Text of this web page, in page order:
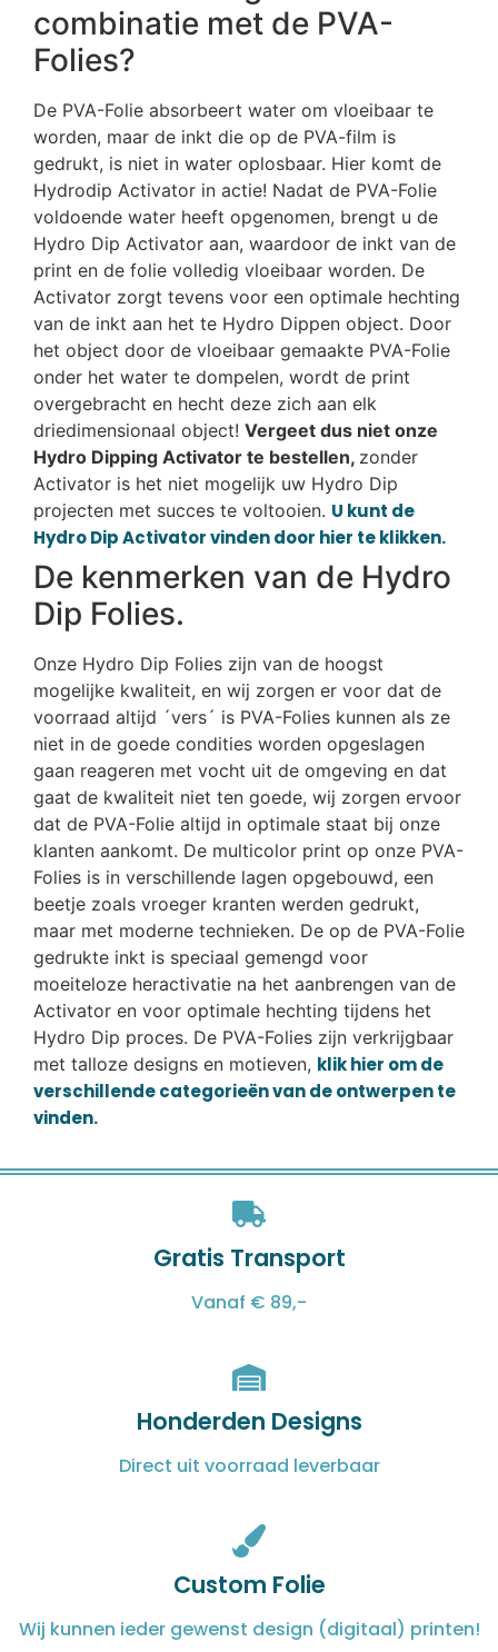
combinatie met de PVA-
Folies?
De PVA-Folie absorbeert water om vloeibaar te
worden, maar de inkt die op de PVA-film is
gedrukt, is niet in water oplosbaar. Hier komt de
Hydrodip Activator in actie! Nadat de PVA-Folie
voldoende water heeft opgenomen, brengt u de
Hydro Dip Activator aan, waardoor de inkt van de
print en de folie volledig vloeibaar worden. De
Activator zorgt tevens voor een optimale hechting
van de inkt aan het te Hydro Dippen object. Door
het object door de vloeibaar gemaakte PVA-Folie
onder het water te dompelen, wordt de print
overgebracht en hecht deze zich aan elk
driedimensionaal object! Vergeet dus niet onze
Hydro Dipping Activator te bestellen, zonder
Activator is het niet mogelijk uw Hydro Dip
projecten met succes te voltooien. U kunt de
Hydro Dip Activator vinden door hier te klikken.
De kenmerken van de Hydro
Dip Folies.
Onze Hydro Dip Folies zijn van de hoogst
mogelijke kwaliteit, en wij zorgen er voor dat de
voorraad altijd ´vers´ is PVA-Folies kunnen als ze
niet in de goede condities worden opgeslagen
gaan reageren met vocht uit de omgeving en dat
gaat de kwaliteit niet ten goede, wij zorgen ervoor
dat de PVA-Folie altijd in optimale staat bij onze
klanten aankomt. De multicolor print op onze PVA-
Folies is in verschillende lagen opgebouwd, een
beetje zoals vroeger kranten werden gedrukt,
maar met moderne technieken. De op de PVA-Folie
gedrukte inkt is speciaal gemengd voor
moeiteloze heractivatie na het aanbrengen van de
Activator en voor optimale hechting tijdens het
Hydro Dip proces. De PVA-Folies zijn verkrijgbaar
met talloze designs en motieven, klik hier om de
verschillende categorieën van de ontwerpen te
vinden.
Gratis Transport
Vanaf € 89,-
Honderden Designs
Direct uit voorraad leverbaar
Custom Folie
Wij kunnen ieder gewenst design (digitaal) printen!